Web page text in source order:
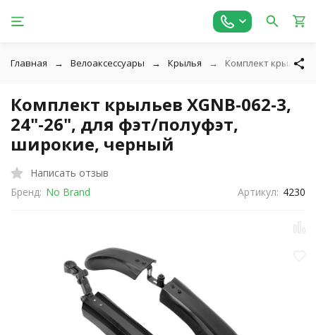
Главная Велоаксессуары Крылья Комплект крыльев
Комплект крыльев XGNB-062-3,
24"-26", для фэт/полуфэт,
широкие, черный
Написать отзыв
Бренд: No Brand Артикул: 4230